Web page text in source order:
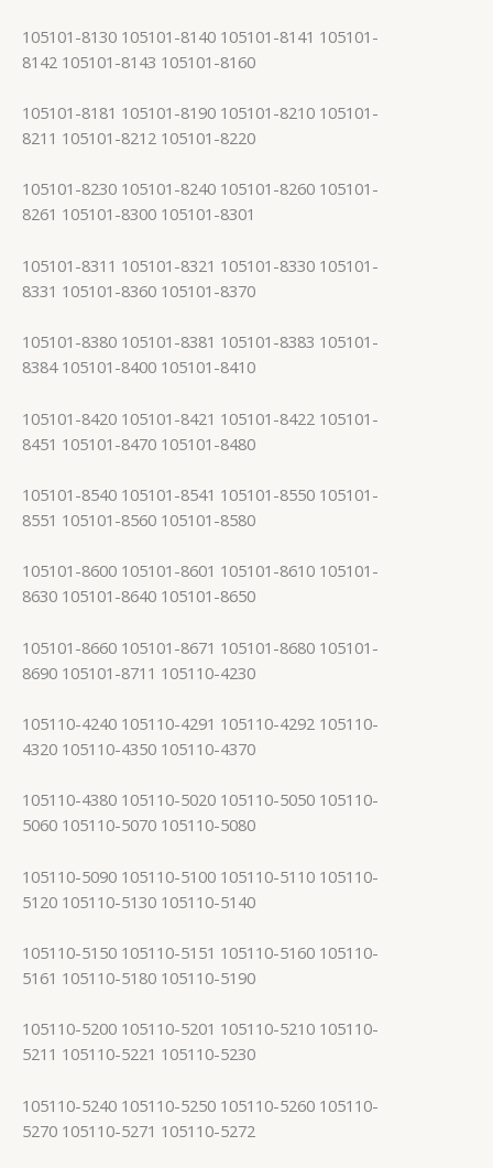
105101-8130 105101-8140 105101-8141 105101-
8142 105101-8143 105101-8160
105101-8181 105101-8190 105101-8210 105101-
8211 105101-8212 105101-8220
105101-8230 105101-8240 105101-8260 105101-
8261 105101-8300 105101-8301
105101-8311 105101-8321 105101-8330 105101-
8331 105101-8360 105101-8370
105101-8380 105101-8381 105101-8383 105101-
8384 105101-8400 105101-8410
105101-8420 105101-8421 105101-8422 105101-
8451 105101-8470 105101-8480
105101-8540 105101-8541 105101-8550 105101-
8551 105101-8560 105101-8580
105101-8600 105101-8601 105101-8610 105101-
8630 105101-8640 105101-8650
105101-8660 105101-8671 105101-8680 105101-
8690 105101-8711 105110-4230
105110-4240 105110-4291 105110-4292 105110-
4320 105110-4350 105110-4370
105110-4380 105110-5020 105110-5050 105110-
5060 105110-5070 105110-5080
105110-5090 105110-5100 105110-5110 105110-
5120 105110-5130 105110-5140
105110-5150 105110-5151 105110-5160 105110-
5161 105110-5180 105110-5190
105110-5200 105110-5201 105110-5210 105110-
5211 105110-5221 105110-5230
105110-5240 105110-5250 105110-5260 105110-
5270 105110-5271 105110-5272